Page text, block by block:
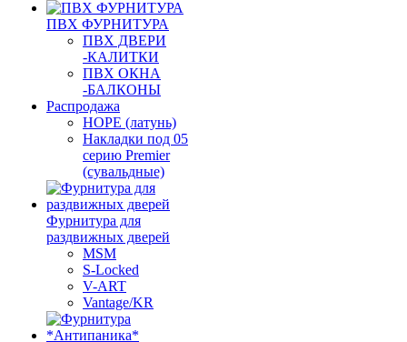
ПВХ ФУРНИТУРА
ПВХ ДВЕРИ
-КАЛИТКИ
ПВХ ОКНА
-БАЛКОНЫ
Распродажа
HOPE (латунь)
Накладки под 05
серию Premier
(сувальдные)
Фурнитура для
раздвижных дверей
MSM
S-Locked
V-ART
Vantage/KR